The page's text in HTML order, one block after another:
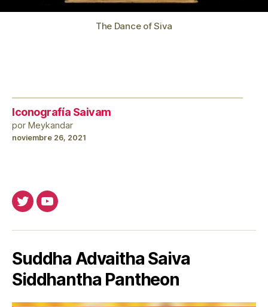
The Dance of Siva
Iconografía Saivam
por Meykandar
noviembre 26, 2021
TwitterYoutube
Suddha Advaitha Saiva
Siddhantha Pantheon